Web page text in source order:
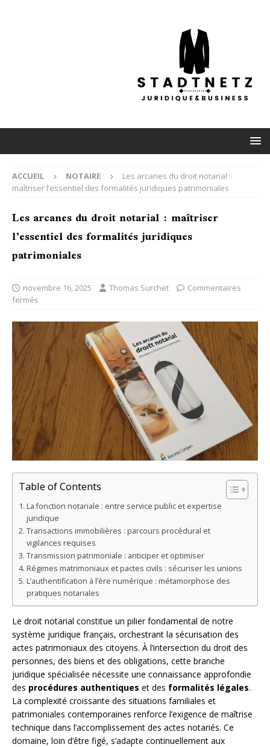
ACCUEIL NOTAIRE
Les arcanes du droit notarial :
maîtriser l’essentiel des formalités juridiques patrimoniales
Les arcanes du droit notarial : maîtriser
l’essentiel des formalités juridiques
patrimoniales
novembre 16, 2025 Thomas Surchet
Commentaires
fermés
Table of Contents
La fonction notariale : entre service public et expertise
juridique
Transactions immobilières : parcours procédural et
vigilances requises
Transmission patrimoniale : anticiper et optimiser
Régimes matrimoniaux et pactes civils : sécuriser les unions
L’authentification à l’ère numérique : métamorphose des
pratiques notariales
Le droit notarial constitue un pilier fondamental de notre
système juridique français, orchestrant la sécurisation des
actes patrimoniaux des citoyens. À l’intersection du droit des
personnes, des biens et des obligations, cette branche
juridique spécialisée nécessite une connaissance approfondie
des procédures authentiques et des formalités légales.
La complexité croissante des situations familiales et
patrimoniales contemporaines renforce l’exigence de maîtrise
technique dans l’accomplissement des actes notariés. Ce
domaine, loin d’être figé, s’adapte continuellement aux